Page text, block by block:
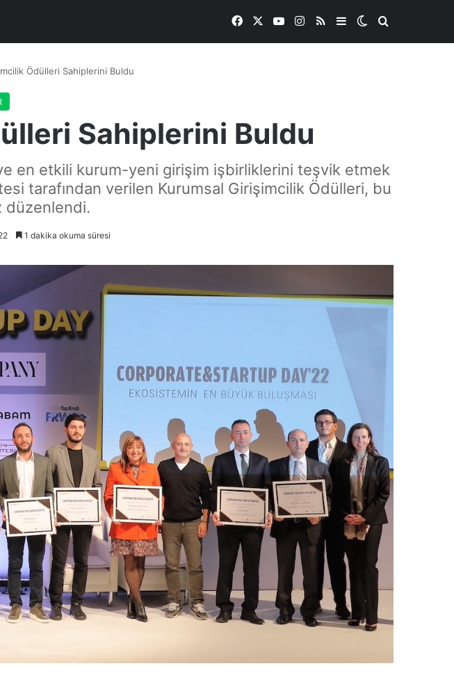
FacebookYouTubeInstagram
RSSKenar Bölmesi
Dış görünümü
Ödülleri Sahiplerini Buldu
Sahiplerini Buldu
en etkili kurum-yeni girişim işbirliklerini teşvik etmek
tarafından verilen Kurumsal Girişimcilik Ödülleri, bu
düzenlendi.
1 dakika okuma süresi